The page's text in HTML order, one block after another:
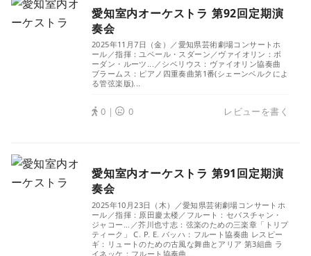
愛知室内オーケストラ 第92回定期演
奏会
2025年11月7日（金）／愛知県芸術劇場コンサートホ
ール／指揮：ユベール・スダーン／ヴァイオリン：ボ
ーダン・ルーツ...／シベリウス：ヴァイオリン協奏曲
ブラームス：ピアノ四重奏曲第1番(シェーンベルクによ
る管弦楽版)...
0｜ 0 レビューを書く
愛知室内オーケストラ 第91回定期演
奏会
2025年10月23日（木）／愛知県芸術劇場コンサートホ
ール／指揮：原田慶太楼／フルート：セバスチャン・
ジャコー...／芥川也寸志：弦楽のための三楽章「トリプ
ティーク」 C. P. E. バッハ：フルート協奏曲 レスピー
ギ：リュートのための古風な舞曲とアリア 第3組曲 ラ
イネッケ：フルート協奏曲...